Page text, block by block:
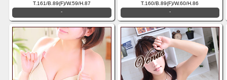
T.161/B.89(F)/W.59/H.87
-
T.160/B.89(F)/W.60/H.86
-